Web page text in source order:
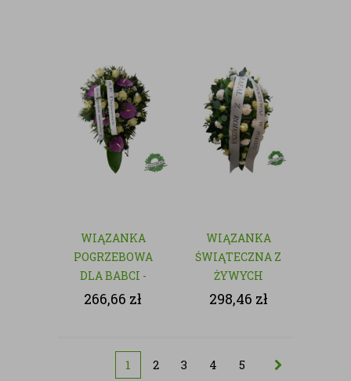
WIĄZANKA
POGRZEBOWA
DLA BABCI -
NATURALNA
266,66 zł
WIĄZANKA
ŚWIĄTECZNA Z
ŻYWYCH
KWIATÓW
298,46 zł
1 2 3 4 5